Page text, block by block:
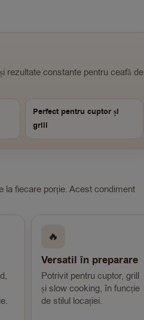
rezultate constante pentru ceafă de
Perfect pentru cuptor și
grill
la fiecare porție. Acest condiment
🔥
Versatil în preparare
Potrivit pentru cuptor, grill
și slow cooking, în funcție
de stilul locației.